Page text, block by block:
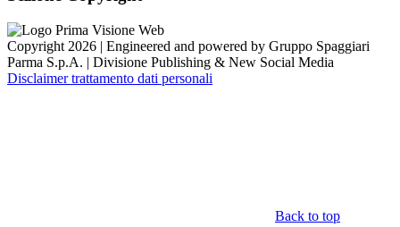
Copyright 2026 | Engineered and powered by Gruppo Spaggiari
Parma S.p.A. | Divisione Publishing & New Social Media
Disclaimer trattamento dati personali
Back to top